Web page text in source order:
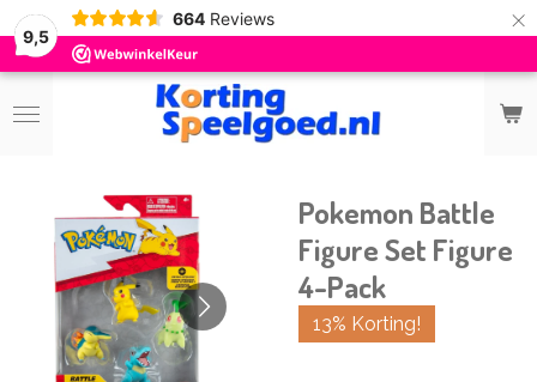
9,5
664 Reviews ×
Pokemon Battle
Figure Set Figure
4-Pack
13% Korting!